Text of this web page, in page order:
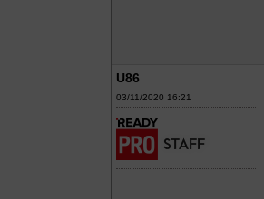
U86
03/11/2020 16:21